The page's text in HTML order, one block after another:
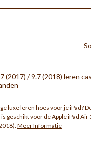
(2017) / 9.7 (2018) leren
luxe leren hoes voor je iPad?
geschikt voor de Apple iPad Air
Meer Informatie